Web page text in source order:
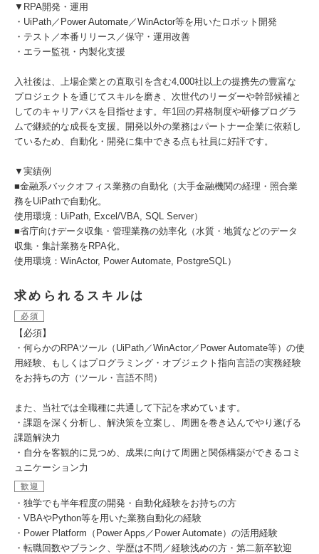
▼RPA開発・運用
・UiPath／Power Automate／WinActor等を用いたロボット開発
・テスト／本番リリース／保守・運用改善
・エラー監視・内製化支援
入社後は、上場企業との直取引を含む4,000社以上の提携先の豊富な
プロジェクトを通じてスキルを磨き、次世代のリーダーや幹部候補と
してのキャリアパスを目指せます。年1回の昇格制度や研修プログラ
ムで継続的な成長を支援。開発以外の業務はパートナー企業に依頼し
ているため、自動化・開発に集中できる点も社員に好評です。
▼実績例
■金融系バックオフィス業務の自動化（大手金融機関の経理・照合業
務をUiPathで自動化。
使用環境：UiPath, Excel/VBA, SQL Server）
■省庁向けデータ収集・管理業務の効率化（水質・地質などのデータ
収集・集計業務をRPA化。
使用環境：WinActor, Power Automate, PostgreSQL）
求められるスキルは
必須
【必須】
・何らかのRPAツール（UiPath／WinActor／Power Automate等）の使
用経験、もしくはプログラミング・オブジェクト指向言語の実務経験
をお持ちの方（ツール・言語不問）
また、当社では全職種に共通して下記を求めています。
・課題を深く分析し、解決策を立案し、周囲を巻き込んでやり遂げる
課題解決力
・自分を客観的に見つめ、成果に向けて周囲と関係構築ができるコミ
ュニケーション力
歓迎
・独学でも半年程度の開発・自動化経験をお持ちの方
・VBAやPython等を用いた業務自動化の経験
・Power Platform（Power Apps／Power Automate）の活用経験
・転職回数やブランク、学歴は不問／経験浅めの方・第二新卒歓迎